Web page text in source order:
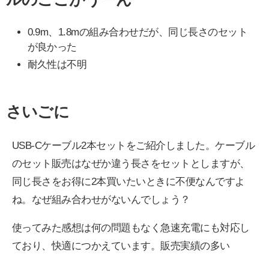
0.9m、1.8mの組み合わせだが、同じ長さのセット
が良かった
耐久性は不明
さいごに
USB-Cケーブル2本セットをご紹介しました。ケーブル
のセット販売はなぜか違う長さをセットとしますが、
同じ長さをお得に2本買いたいときに不便なんですよ
ね。なぜ組み合わせがないんでしょう？
使ってみた感想は何の問題もなく急速充電にも対応し
ており、快適につかえています。販売実績の多い